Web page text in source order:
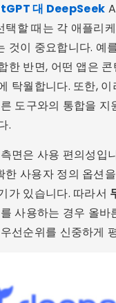
대 DeepSeek
택할 때는 각 애플리
것이 중요합니다. 예
한 반면, 어떤 앱은
탁월합니다. 또한,
도구와의 통합을 지
.
면은 사용 편의성입
한 사용자 정의 옵션
가 있습니다. 따라서
사용하는 경우 올바
선순위를 신중하게